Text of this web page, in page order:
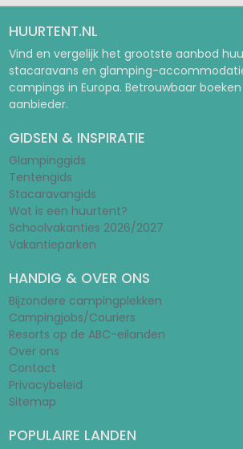
HUURTENT.NL
Vind en vergelijk het grootste aanbod
stacaravans en glamping-
campings in Europa. Betrouwbaar
aanbieder.
GIDSEN & INSPIRATIE
Glampinggids
Tentengids
Stacaravangids
Wat is een huurtent?
Schoolvakanties 2026/2027
Vakantieparken
HANDIG & OVER ONS
Bijzondere campingplekken
Campingjobs/Couriers
Resorts op de ABC-eilanden
Over ons
Contact
Privacybeleid
Sitemap
POPULAIRE LANDEN